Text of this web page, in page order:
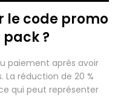
le code promo
?
paiement après avoir
La réduction de 20 %
qui peut représenter